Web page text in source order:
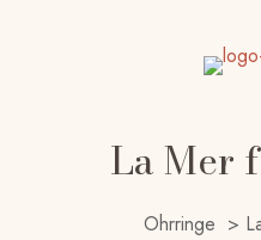
La Mer
Ohrringe >